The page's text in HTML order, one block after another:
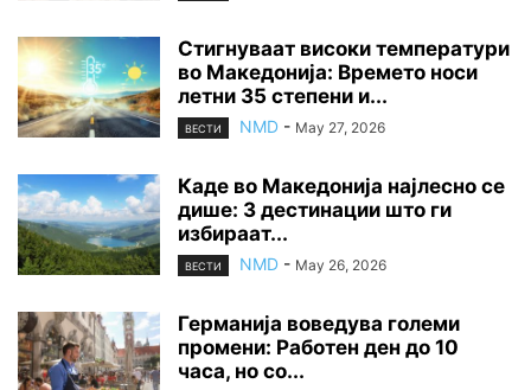
Стигнуваат високи температури
во Македонија: Времето носи
летни 35 степени и...
ВЕСТИ NMD - May 27, 2026
Каде во Македонија најлесно се
дише: 3 дестинации што ги
избираат...
ВЕСТИ NMD - May 26, 2026
Германија воведува големи
промени: Работен ден до 10
часа, но со...